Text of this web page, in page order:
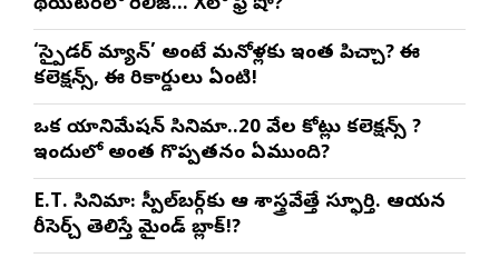
థియేటర్‌లో రిలీజ్… Xలో ఫ్రీ షో?
‘స్పైడర్ మ్యాన్’ అంటే మనోళ్లకు ఇంత పిచ్చా? ఈ
కలెక్షన్స్, ఈ రికార్డులు ఏంటి!
ఒక యానిమేషన్ సినిమా..20 వేల కోట్లు కలెక్షన్స్ ?
ఇందులో అంత గొప్పతనం ఏముంది?
E.T. సినిమా: స్పీల్‌బర్గ్‌కు ఆ శాస్త్రవేత్తే స్ఫూర్తి. ఆయన
రీసెర్చ్ తెలిస్తే మైండ్ బ్లాక్!?